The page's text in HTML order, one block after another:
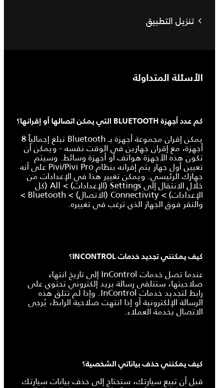
تنزيل التطبيق
الأسئلة المتداولة
كم عدد أجهزة BLUETOOTH التي يمكن اتصالها أو إقرانها؟
يمكن إقران مجموعة أجهزة بـ Bluetooth تبلغ إجمالياً 8
أجهزة، مع إقران جهازين في الوقت نفسه - ويمكن أن
تكون هذه الأجهزة هواتف أو أجهزة وسائط. وسيتم
تعيين أول جهاز يتم إقرانه بنظام Pivi/Pivi Pro على أنه
جهازك الرئيسي. ويمكن تغيير هذا في الإعدادات من
خلال الانتقال إلى Settings (الإعدادات) > All (كل
الإعدادات) > Connectivity (الاتصال) > Bluetooth >
والنقر فوق الجهاز الذي ترغب في تغييره.
كيف يمكنني تجديد خدمات INCONTROL؟
عندما تصل خدمات InControl إلى تاريخ انتهاء
صلاحيتها، ستتلقى رسالة بريد إلكتروني تحتوي على
رابط لتجديد خدمات InControl. وإذا لم تتلق هذه
الرسالة الإلكترونية أو إذا انتهت صلاحية الرابط، يُرجى
الاتصال بخدمة العملاء.
كيف يمكنني حذف بياناتي الشخصية؟
قبل أن تبيع سيارتك، ستحتاج إلى حذف بيانات سيارتك